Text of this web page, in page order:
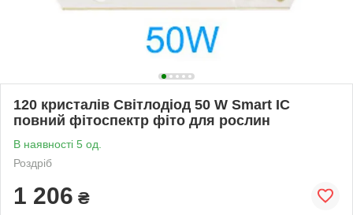
120 кристалів Світлодіод 50 W Smart IC
повний фітоспектр фіто для рослин
В наявності 5 од.
Роздріб
1 206 ₴